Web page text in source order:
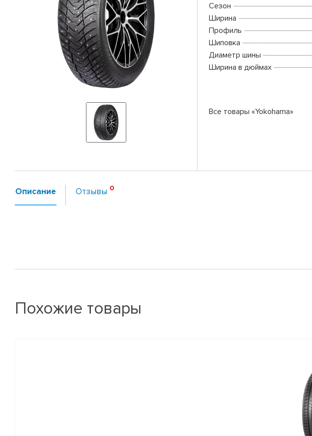
Сезон
Ширина
Профиль
Шиповка
Диаметр шины
Ширина в дюймах
Все товары «Yokohama»
Описание Отзывы
Похожие товары